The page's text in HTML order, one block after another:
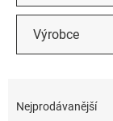
Nejprodávanější
Výrobce